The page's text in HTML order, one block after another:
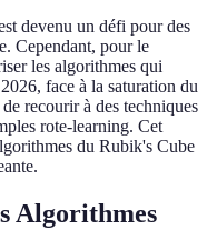
devenu un défi pour des
Cependant, pour le
les algorithmes qui
face à la saturation du
recourir à des techniques
rote-learning. Cet
du Rubik's Cube
Algorithmes